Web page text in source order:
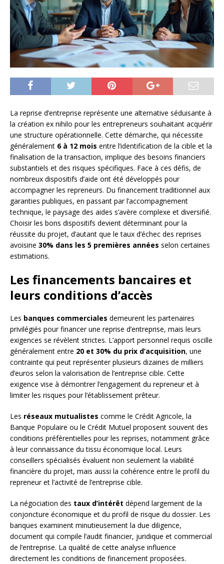
La reprise d’entreprise représente une alternative séduisante à
la création ex nihilo pour les entrepreneurs souhaitant acquérir
une structure opérationnelle. Cette démarche, qui nécessite
généralement 6 à 12 mois entre l’identification de la cible et la
finalisation de la transaction, implique des besoins financiers
substantiels et des risques spécifiques. Face à ces défis, de
nombreux dispositifs d’aide ont été développés pour
accompagner les repreneurs. Du financement traditionnel aux
garanties publiques, en passant par l’accompagnement
technique, le paysage des aides s’avère complexe et diversifié.
Choisir les bons dispositifs devient déterminant pour la
réussite du projet, d’autant que le taux d’échec des reprises
avoisine 30% dans les 5 premières années selon certaines
estimations.
Les financements bancaires et
leurs conditions d’accès
Les banques commerciales demeurent les partenaires
privilégiés pour financer une reprise d’entreprise, mais leurs
exigences se révèlent strictes. L’apport personnel requis oscille
généralement entre 20 et 30% du prix d’acquisition, une
contrainte qui peut représenter plusieurs dizaines de milliers
d’euros selon la valorisation de l’entreprise cible. Cette
exigence vise à démontrer l’engagement du repreneur et à
limiter les risques pour l’établissement prêteur.
Les réseaux mutualistes comme le Crédit Agricole, la
Banque Populaire ou le Crédit Mutuel proposent souvent des
conditions préférentielles pour les reprises, notamment grâce
à leur connaissance du tissu économique local. Leurs
conseillers spécialisés évaluent non seulement la viabilité
financière du projet, mais aussi la cohérence entre le profil du
repreneur et l’activité de l’entreprise cible.
La négociation des taux d’intérêt dépend largement de la
conjoncture économique et du profil de risque du dossier. Les
banques examinent minutieusement la due diligence,
document qui compile l’audit financier, juridique et commercial
de l’entreprise. La qualité de cette analyse influence
directement les conditions de financement proposées.